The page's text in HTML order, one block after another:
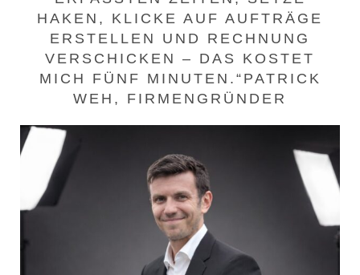
HAKEN, KLICKE AUF AUFTRÄGE
ERSTELLEN UND RECHNUNG
VERSCHICKEN – DAS KOSTET
MICH FÜNF MINUTEN.“PATRICK
WEH, FIRMENGRÜNDER